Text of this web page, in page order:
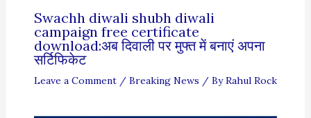
Swachh diwali shubh diwali
campaign free certificate
download:अब दिवाली पर मुफ्त में बनाएं अपना
सर्टिफिकेट
Leave a Comment / Breaking News / ByRahul Rock